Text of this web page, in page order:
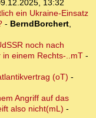
13:32
ein Ukraine-Einsatz
- BerndBorchert,
noch nach
einem Rechts-..mT -
(oT) -
Angriff auf das
also nicht(mL) -